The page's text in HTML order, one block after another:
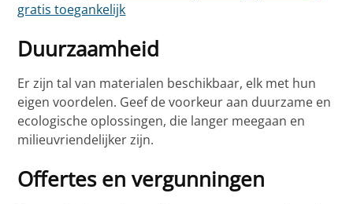
gratis toegankelijk
Duurzaamheid
Er zijn tal van materialen beschikbaar, elk met hun
eigen voordelen. Geef de voorkeur aan duurzame en
ecologische oplossingen, die langer meegaan en
milieuvriendelijker zijn.
Offertes en vergunningen